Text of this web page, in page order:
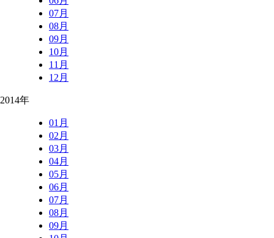
07月
08月
09月
10月
11月
12月
2014年
01月
02月
03月
04月
05月
06月
07月
08月
09月